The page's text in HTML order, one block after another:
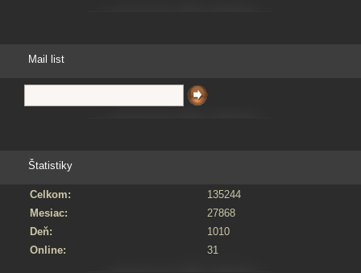
Mail list
Štatistiky
Online: 31
Celkom:
135244
Mesiac:
27868
Deň:
1010